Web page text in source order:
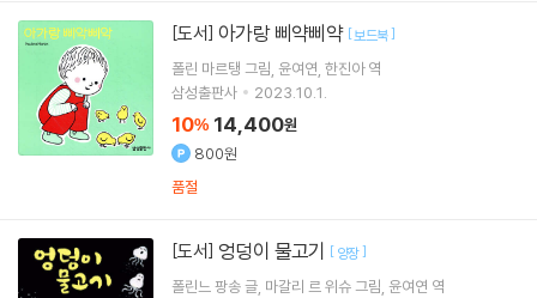
[도서] 아가랑 삐약삐약 [보드북]
폴린 마르탱 그림 윤여연 한진아역
삼성출판사
2023.10.1.
10% 14,400원
800원
품절
[도서] 엉덩이 물고기 [ 양장]
폴린느 팡송글 마갈리 르 위슈그림 윤여연 역